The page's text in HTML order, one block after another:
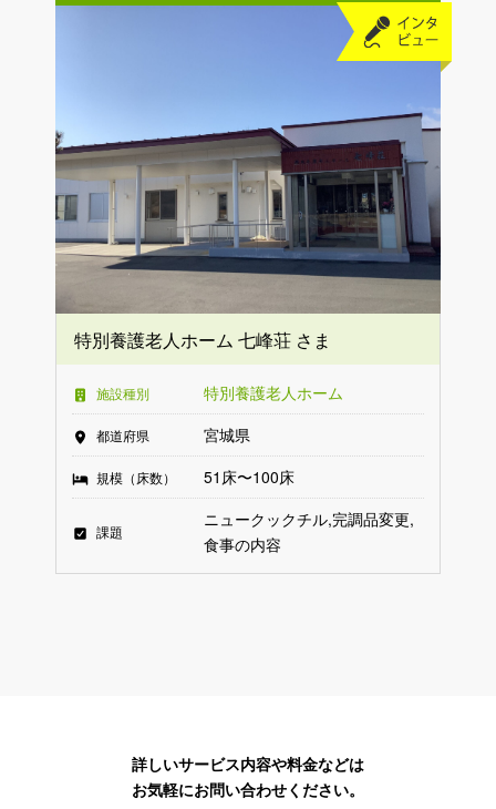
特別養護老人ホーム 七峰荘 さま
施設種別 特別養護老人ホーム
都道府県 宮城県
規模（床数） 51床〜100床
課題
ニュークックチル 完調品変更
食事の内容
詳しいサービス内容や料金などは
お気軽にお問い合わせください。